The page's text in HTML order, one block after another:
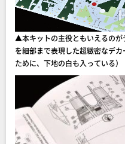
▲本キットの主役ともいえるの
を細部まで表現した超緻密なデ
ために、下地の白も入っている）